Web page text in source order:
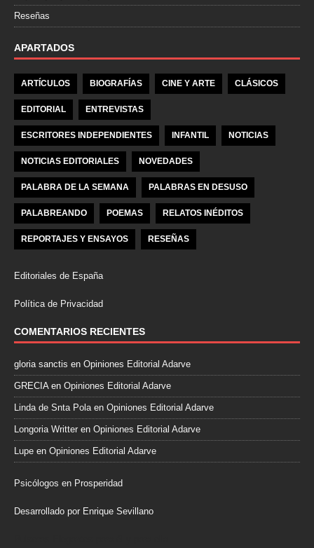
Reseñas
APARTADOS
ARTÍCULOS BIOGRAFÍAS CINE Y ARTE CLÁSICOS
EDITORIAL ENTREVISTAS
ESCRITORES INDEPENDIENTES INFANTIL NOTICIAS
NOTICIAS EDITORIALES NOVEDADES
PALABRA DE LA SEMANA PALABRAS EN DESUSO
PALABREANDO POEMAS RELATOS INÉDITOS
REPORTAJES Y ENSAYOS RESEÑAS
Editoriales de España
Política de Privacidad
COMENTARIOS RECIENTES
gloria sanctis en Opiniones Editorial Adarve
GRECIA en Opiniones Editorial Adarve
Linda de Snta Pola en Opiniones Editorial Adarve
Longoria Writter en Opiniones Editorial Adarve
Lupe en Opiniones Editorial Adarve
Psicólogos en Prosperidad
Desarrollado por Enrique Sevillano